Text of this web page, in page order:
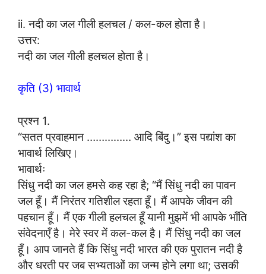
ii. नदी का जल गीली हलचल / कल-कल होता है।
उत्तर:
नदी का जल गीली हलचल होता है।
कृति (3) भावार्थ
प्रश्न 1.
“सतत प्रवाहमान …………… आदि बिंदु।” इस पद्यांश का
भावार्थ लिखिए।
भावार्थः
सिंधु नदी का जल हमसे कह रहा है; “मैं सिंधु नदी का पावन
जल हूँ। मैं निरंतर गतिशील रहता हूँ। मैं आपके जीवन की
पहचान हूँ। मैं एक गीली हलचल हूँ यानी मुझमें भी आपके भाँति
संवेदनाएँ है। मेरे स्वर में कल-कल है। मैं सिंधु नदी का जल
हूँ। आप जानते हैं कि सिंधु नदी भारत की एक पुरातन नदी है
और धरती पर जब सभ्यताओं का जन्म होने लगा था; उसकी